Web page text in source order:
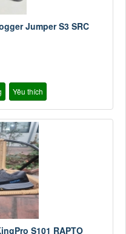
Jumper S3 SRC
Yêu thích
S101 RAPTO